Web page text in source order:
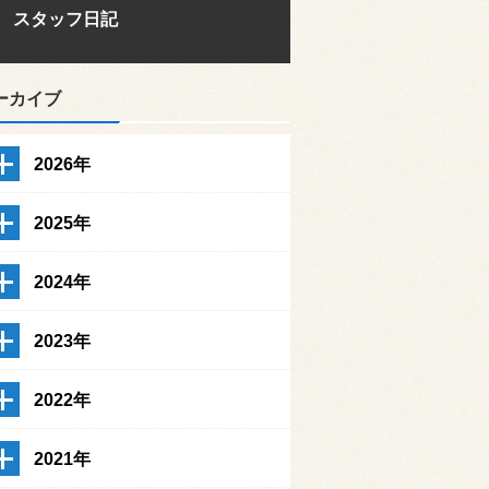
スタッフ日記
カイブ
2026年
2025年
2024年
2023年
2022年
2021年